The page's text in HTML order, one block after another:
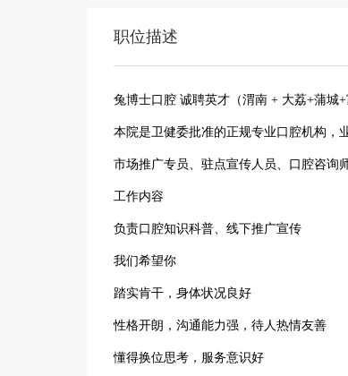
职位描述
兔博士口腔 诚聘英才（渭南 + 大荔+蒲城+
本院是卫健委批准的正规专业口腔机构，
市场推广专员、驻点宣传人员、口腔咨询
工作内容
负责口腔知识科普、线下推广宣传
我们希望你
踏实肯干，身体状况良好
性格开朗，沟通能力强，待人热情友善
懂得换位思考，服务意识好